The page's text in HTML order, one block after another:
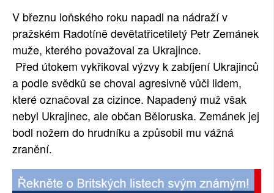
V březnu loňského roku napadl na nádraží v
pražském Radotíně devětatřicetiletý Petr Zemánek
muže, kterého považoval za Ukrajince.
Před útokem vykřikoval výzvy k zabíjení Ukrajinců
a podle svědků se choval agresivně vůči lidem,
které označoval za cizince. Napadený muž však
nebyl Ukrajinec, ale občan Běloruska. Zemánek jej
bodl nožem do hrudníku a způsobil mu vážná
zranění.